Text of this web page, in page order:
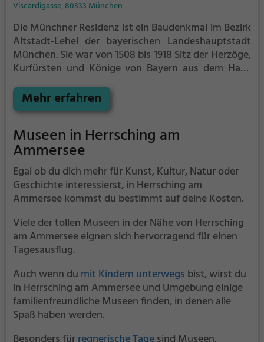
Viscardigasse, 80333 München
Die Münchner Residenz ist ein Baudenkmal im Bezirk
Altstadt-Lehel der bayerischen Landeshauptstadt
München. Sie war von 1508 bis 1918 Sitz der Herzöge,
Kurfürsten und Könige von Bayern aus dem Haus
den Architekten Friedrich Sustris, Joseph Effner,
François de Cuvilliés d. Ä. und Leo von Klenze in den
von der kleinen Wehrburg zur monumentalen
Vierflügelanlage ausgebaut. Sie besteht aus dem
Festsaalbau an der Hofgartenstraße, dem
Apothekenbau am Marstallplatz, dem Königsbau am
Max-Joseph-Platz und dem Maximiliansbau an der
Residenzstraße. Neben dem Cuvilliés-Theater und
der Allerheiligen-Hofkirche gehören auch der
Hofgarten und der Marstall zum Bauensemble, das
im Zweiten Weltkrieg zerstört und danach unter der
Leitung von Otto Meitinger wiederaufgebaut wurde.
Die Münchner Residenz ist mit mehr als 40.000
Quadratmetern Grundfläche das größte
Stadtschloss Deutschlands und mit mehr als 150
Schauräumen eines der bedeutendsten
Mehr erfahren
Museen in Herrsching am
Ammersee
Egal ob du dich mehr für Kunst, Kultur, Natur oder
Geschichte interessierst, in Herrsching am
Ammersee kommst du bestimmt auf deine Kosten.
Viele der tollen Museen in der Nähe von Herrsching
am Ammersee eignen sich hervorragend für einen
Tagesausflug.
Auch wenn du mit Kindern unterwegs bist, wirst du
in Herrsching am Ammersee und Umgebung einige
familienfreundliche Museen finden, in denen alle
Spaß haben werden.